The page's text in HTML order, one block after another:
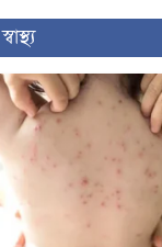
স্বাস্থ্য